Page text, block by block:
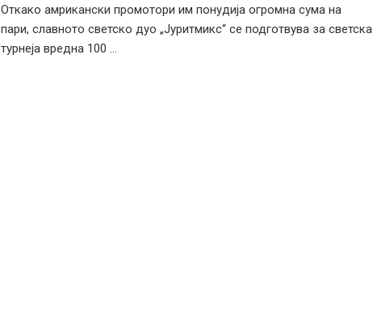
Откако амрикански промотори им понудија огромна сума на
пари, славното светско дуо „Јуритмикс“ се подготвува за светска
турнеја вредна 100 ...